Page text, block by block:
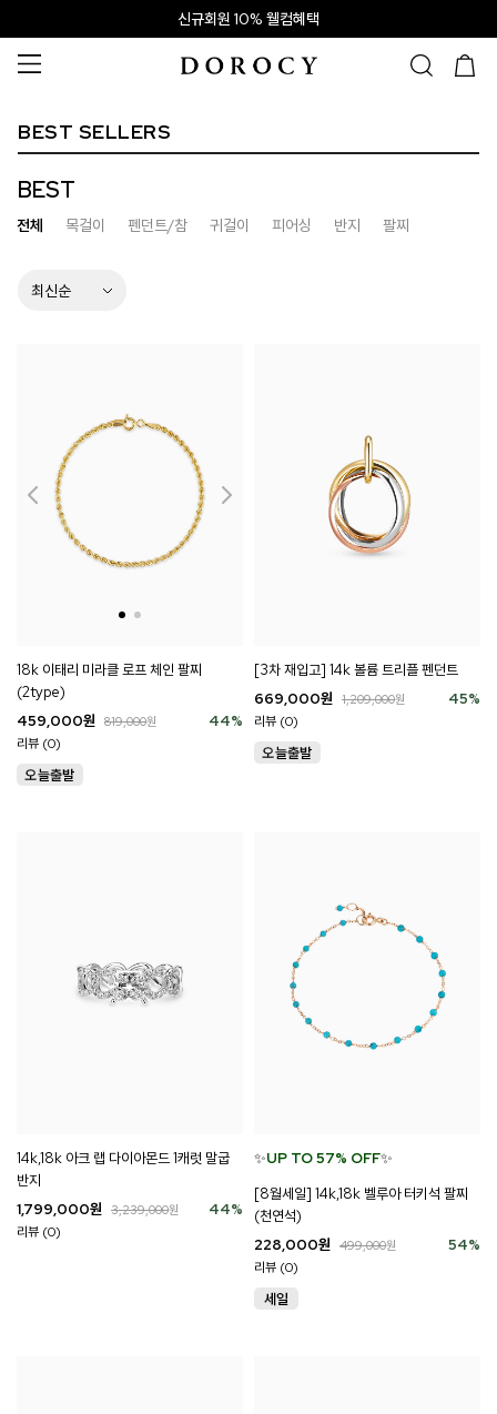
신규회원 10% 웰컴혜택
BEST SELLERS
BEST
전체 목걸이 펜던트/참 귀걸이 피어싱 반지 팔찌
18k 이태리 미라클 로프 체인 팔찌
(2type)
44%
459,000원 819,000원
리뷰 (0)
[3차 재입고] 14k 볼륨 트리플 펜던트
45%
669,000원 1,209,000원
리뷰 (0)
14k,18k 아크 랩 다이아몬드 1캐럿 말굽
반지
44%
1,799,000원 3,239,000원
리뷰 (0)
✨UP TO 57% OFF✨
[8월세일] 14k,18k 벨루아 터키석 팔찌
(천연석)
54%
228,000원 499,000원
리뷰 (0)